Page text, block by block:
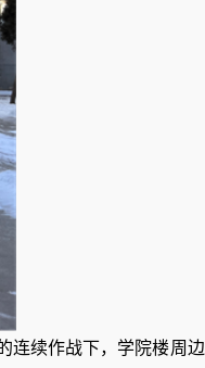
连续作战下，学院楼周边